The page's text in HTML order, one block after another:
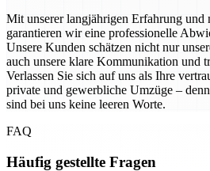
Mit unserer langjährigen Erfahrung und
garantieren wir eine professionelle
Unsere Kunden schätzen nicht nur
auch unsere klare Kommunikation und
Verlassen Sie sich auf uns als Ihre
private und gewerbliche Umzüge –
sind bei uns keine leeren Worte.
FAQ
Häufig gestellte Fragen